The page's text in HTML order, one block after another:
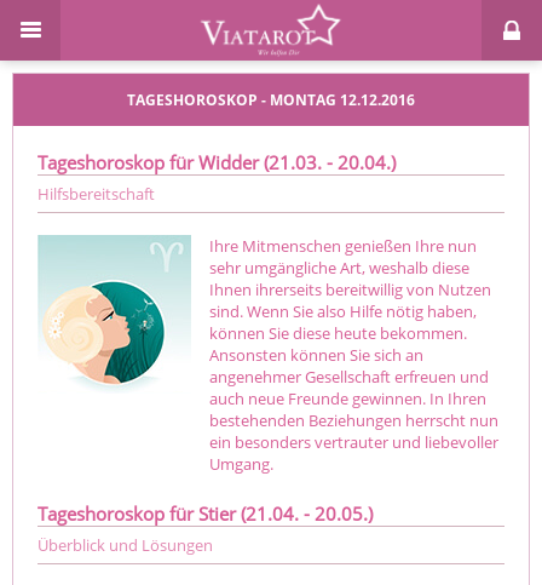
TAGESHOROSKOP - MONTAG 12.12.2016
Tageshoroskop für Widder (21.03. - 20.04.)
Hilfsbereitschaft
Ihre Mitmenschen genießen Ihre nun
sehr umgängliche Art, weshalb diese
Ihnen ihrerseits bereitwillig von Nutzen
sind. Wenn Sie also Hilfe nötig haben,
können Sie diese heute bekommen.
Ansonsten können Sie sich an
angenehmer Gesellschaft erfreuen und
auch neue Freunde gewinnen. In Ihren
bestehenden Beziehungen herrscht nun
ein besonders vertrauter und liebevoller
Umgang.
Tageshoroskop für Stier (21.04. - 20.05.)
Überblick und Lösungen